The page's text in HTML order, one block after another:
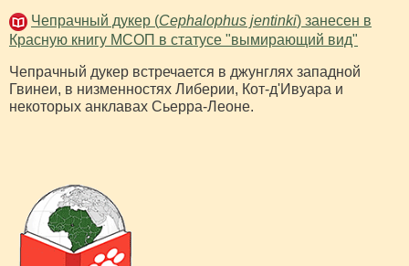
Чепрачный дукер (Cephalophus jentinki) занесен в
Красную книгу МСОП в статусе "вымирающий вид"
Чепрачный дукер встречается в джунглях западной
Гвинеи, в низменностях Либерии, Кот-д'Ивуара и
некоторых анклавах Сьерра-Леоне.